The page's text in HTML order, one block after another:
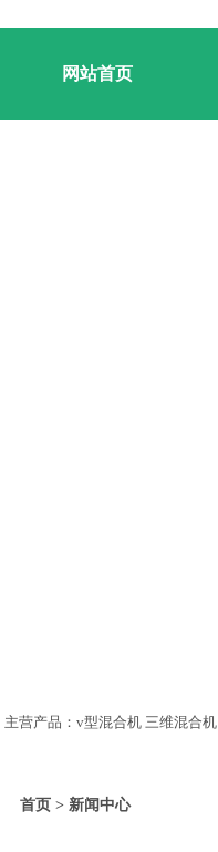
网站首页
主营产品：v型混合机 三维混合机
首页 > 新闻中心